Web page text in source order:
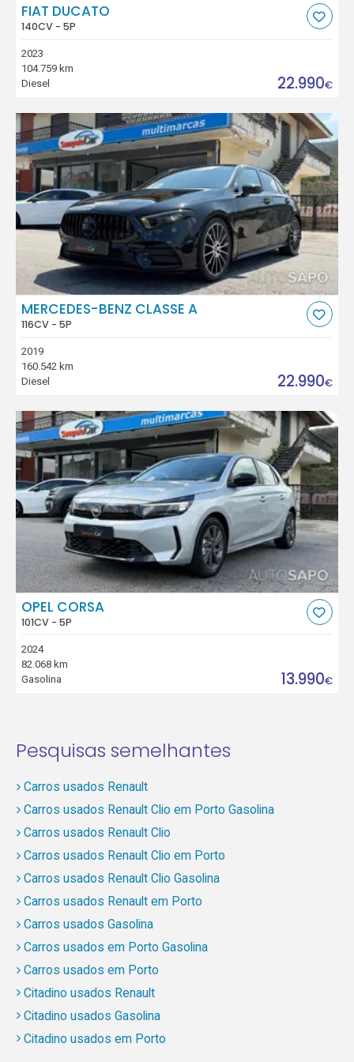
FIAT DUCATO
140CV - 5P
2023
104.759 km
Diesel
22.990€
MERCEDES-BENZ CLASSE A
116CV - 5P
2019
160.542 km
Diesel
22.990€
OPEL CORSA
101CV - 5P
2024
82.068 km
Gasolina
13.990€
Pesquisas semelhantes
Carros usados Renault
Carros usados Renault Clio em Porto Gasolina
Carros usados Renault Clio
Carros usados Renault Clio em Porto
Carros usados Renault Clio Gasolina
Carros usados Renault em Porto
Carros usados Gasolina
Carros usados em Porto Gasolina
Carros usados em Porto
Citadino usados Renault
Citadino usados Gasolina
Citadino usados em Porto